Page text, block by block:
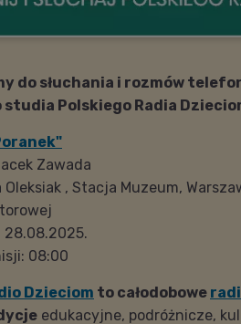
do słuchania i rozmów
studia Polskiego Radia
Zawada
Oleksiak , Stacja Muzeum,
28.08.2025.
08:00
Dzieciom to całodobowe
edukacyjne, podróżnicze,